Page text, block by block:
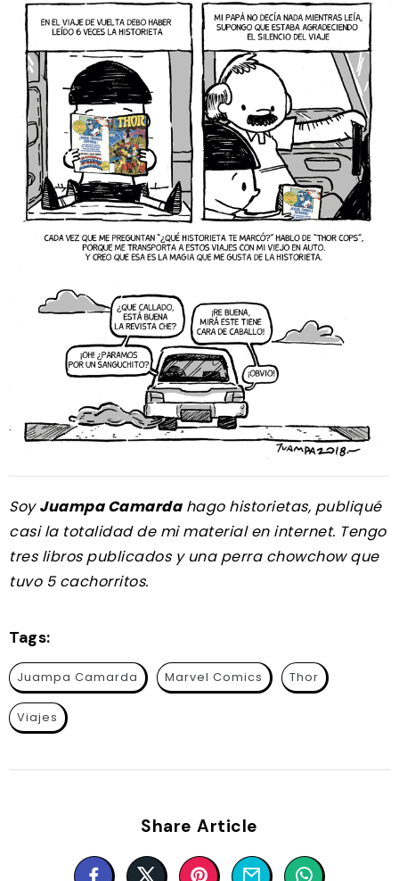
SoyJuampa Camardahago historietas, publiqué
casi la totalidad de mi material en internet. Tengo
tres libros publicados y una perra chowchow que
tuvo 5 cachorritos.
Tags:
Juampa Camarda Marvel Comics Thor
Viajes
Share Article